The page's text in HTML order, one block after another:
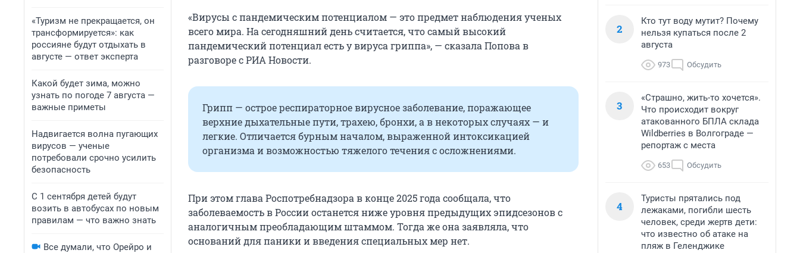
«Туризм не прекращается, он
трансформируется»: как
россияне будут отдыхать в
августе — ответ эксперта
Какой будет зима, можно
узнать по погоде 7 августа —
важные приметы
Надвигается волна пугающих
вирусов — ученые
потребовали срочно усилить
безопасность
С 1 сентября детей будут
возить в автобусах по новым
правилам — что важно знать
Все думали, что Орейро и
«Вирусы с пандемическим потенциалом — это предмет наблюдения ученых
всего мира. На сегодняшний день считается, что самый высокий
пандемический потенциал есть у вируса гриппа», — сказала Попова в
разговоре с РИА Новости.
Грипп — острое респираторное вирусное заболевание, поражающее
верхние дыхательные пути, трахею, бронхи, а в некоторых случаях — и
легкие. Отличается бурным началом, выраженной интоксикацией
организма и возможностью тяжелого течения с осложнениями.
При этом глава Роспотребнадзора в конце 2025 года сообщала, что
заболеваемость в России останется ниже уровня предыдущих эпидсезонов с
аналогичным преобладающим штаммом. Тогда же она заявляла, что
оснований для паники и введения специальных мер нет.
2
Кто тут воду мутит? Почему
нельзя купаться после 2
августа
973 Обсудить
3
«Страшно, жить-то хочется».
Что происходит вокруг
атакованного БПЛА склада
Wildberries в Волгограде —
репортаж с места
653 Обсудить
4
Туристы прятались под
лежаками, погибли шесть
человек, среди жертв дети:
что известно об атаке на
пляж в Геленджике